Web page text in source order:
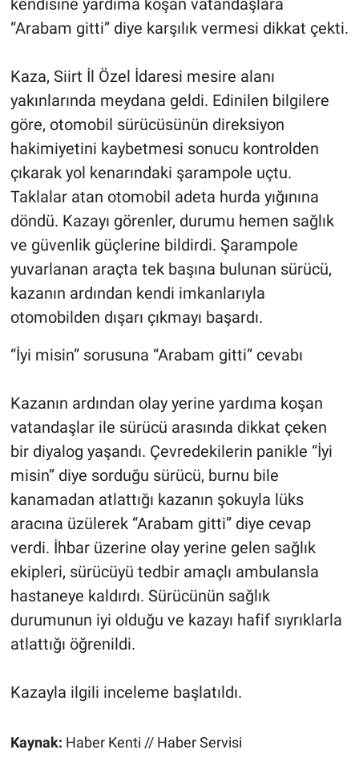
kendisine yardıma koşan vatandaşlara
“Arabam gitti” diye karşılık vermesi dikkat çekti.
Kaza, Siirt İl Özel İdaresi mesire alanı
yakınlarında meydana geldi. Edinilen bilgilere
göre, otomobil sürücüsünün direksiyon
hakimiyetini kaybetmesi sonucu kontrolden
çıkarak yol kenarındaki şarampole uçtu.
Taklalar atan otomobil adeta hurda yığınına
döndü. Kazayı görenler, durumu hemen sağlık
ve güvenlik güçlerine bildirdi. Şarampole
yuvarlanan araçta tek başına bulunan sürücü,
kazanın ardından kendi imkanlarıyla
otomobilden dışarı çıkmayı başardı.
“İyi misin” sorusuna “Arabam gitti” cevabı
Kazanın ardından olay yerine yardıma koşan
vatandaşlar ile sürücü arasında dikkat çeken
bir diyalog yaşandı. Çevredekilerin panikle “İyi
misin” diye sorduğu sürücü, burnu bile
kanamadan atlattığı kazanın şokuyla lüks
aracına üzülerek “Arabam gitti” diye cevap
verdi. İhbar üzerine olay yerine gelen sağlık
ekipleri, sürücüyü tedbir amaçlı ambulansla
hastaneye kaldırdı. Sürücünün sağlık
durumunun iyi olduğu ve kazayı hafif sıyrıklarla
atlattığı öğrenildi.
Kazayla ilgili inceleme başlatıldı.
Kaynak: Haber Kenti // Haber Servisi